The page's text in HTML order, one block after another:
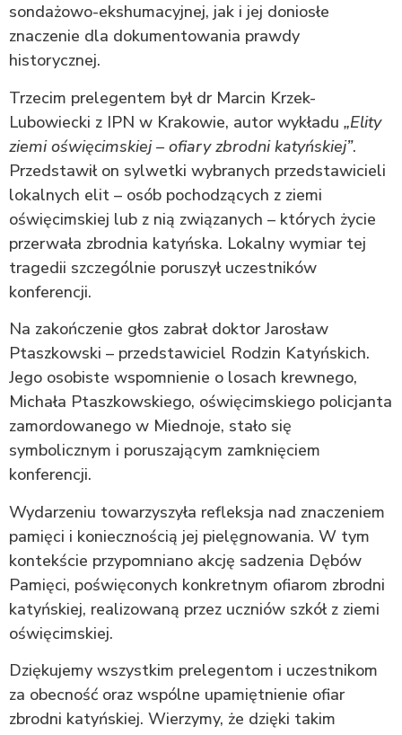
sondażowo-ekshumacyjnej, jak i jej doniosłe
znaczenie dla dokumentowania prawdy
historycznej.
Trzecim prelegentem był dr Marcin Krzek-
Lubowiecki z IPN w Krakowie, autor wykładu „Elity
ziemi oświęcimskiej – ofiary zbrodni katyńskiej”.
Przedstawił on sylwetki wybranych przedstawicieli
lokalnych elit – osób pochodzących z ziemi
oświęcimskiej lub z nią związanych – których życie
przerwała zbrodnia katyńska. Lokalny wymiar tej
tragedii szczególnie poruszył uczestników
konferencji.
Na zakończenie głos zabrał doktor Jarosław
Ptaszkowski – przedstawiciel Rodzin Katyńskich.
Jego osobiste wspomnienie o losach krewnego,
Michała Ptaszkowskiego, oświęcimskiego policjanta
zamordowanego w Miednoje, stało się
symbolicznym i poruszającym zamknięciem
konferencji.
Wydarzeniu towarzyszyła refleksja nad znaczeniem
pamięci i koniecznością jej pielęgnowania. W tym
kontekście przypomniano akcję sadzenia Dębów
Pamięci, poświęconych konkretnym ofiarom zbrodni
katyńskiej, realizowaną przez uczniów szkół z ziemi
oświęcimskiej.
Dziękujemy wszystkim prelegentom i uczestnikom
za obecność oraz wspólne upamiętnienie ofiar
zbrodni katyńskiej. Wierzymy, że dzięki takim